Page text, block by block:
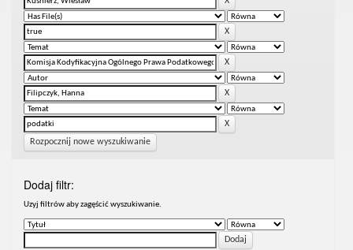
Rozpocznij nowe wyszukiwanie
Dodaj filtr:
Uzyj filtrów aby zagęścić wyszukiwanie.